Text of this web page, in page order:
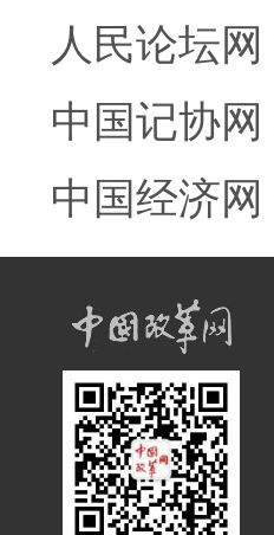
人民论坛网
中国记协网
中国经济网